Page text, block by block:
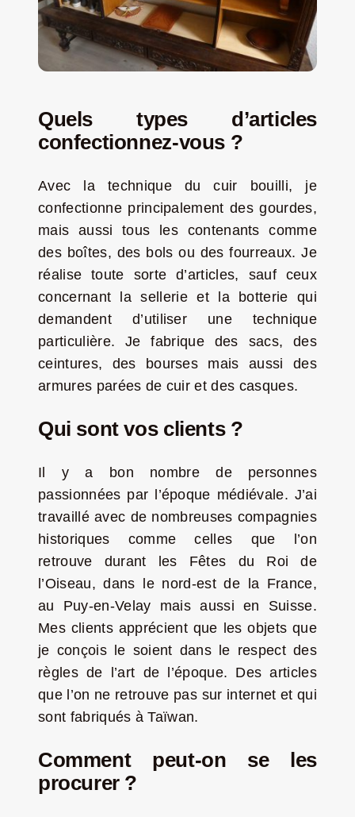
Quels types d’articles
confectionnez-vous ?
Avec la technique du cuir bouilli, je
confectionne principalement des gourdes,
mais aussi tous les contenants comme
des boîtes, des bols ou des fourreaux. Je
réalise toute sorte d’articles, sauf ceux
concernant la sellerie et la botterie qui
demandent d’utiliser une technique
particulière. Je fabrique des sacs, des
ceintures, des bourses mais aussi des
armures parées de cuir et des casques.
Qui sont vos clients ?
Il y a bon nombre de personnes
passionnées par l’époque médiévale. J’ai
travaillé avec de nombreuses compagnies
historiques comme celles que l’on
retrouve durant les Fêtes du Roi de
l’Oiseau, dans le nord-est de la France,
au Puy-en-Velay mais aussi en Suisse.
Mes clients apprécient que les objets que
je conçois le soient dans le respect des
règles de l’art de l’époque. Des articles
que l’on ne retrouve pas sur internet et qui
sont fabriqués à Taïwan.
Comment peut-on se les
procurer ?